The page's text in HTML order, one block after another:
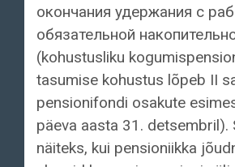
окончания удержания с
обязательной
(kohustusliku
tasumise kohustus lõpeb II
pensionifondi osakute
päeva aasta 31. detsembril).
näiteks, kui pensioniikka